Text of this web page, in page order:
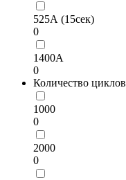
525А (15сек)
0
1400А
0
Количество циклов
1000
0
2000
0